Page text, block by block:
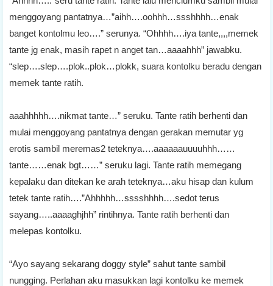
menggoyang pantatnya…”aihh….oohhh…ssshhhh…enak
banget kontolmu leo….” serunya. “Ohhhh….iya tante,,,,memek
tante jg enak, masih rapet n anget tan…aaaahhh” jawabku.
“slep….slep….plok..plok…plokk, suara kontolku beradu dengan
memek tante ratih.
aaahhhhh….nikmat tante…” seruku. Tante ratih berhenti dan
mulai menggoyang pantatnya dengan gerakan memutar yg
erotis sambil meremas2 teteknya….aaaaaauuuuhhh……
tante……enak bgt……” seruku lagi. Tante ratih memegang
kepalaku dan ditekan ke arah teteknya…aku hisap dan kulum
tetek tante ratih….”Ahhhhh…sssshhhh….sedot terus
sayang…..aaaaghjhh” rintihnya. Tante ratih berhenti dan
melepas kontolku.
“Ayo sayang sekarang doggy style” sahut tante sambil
nungging. Perlahan aku masukkan lagi kontolku ke memek